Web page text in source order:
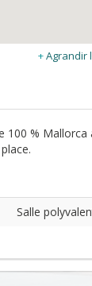
Agrandir
100 % Mallorca
Salle